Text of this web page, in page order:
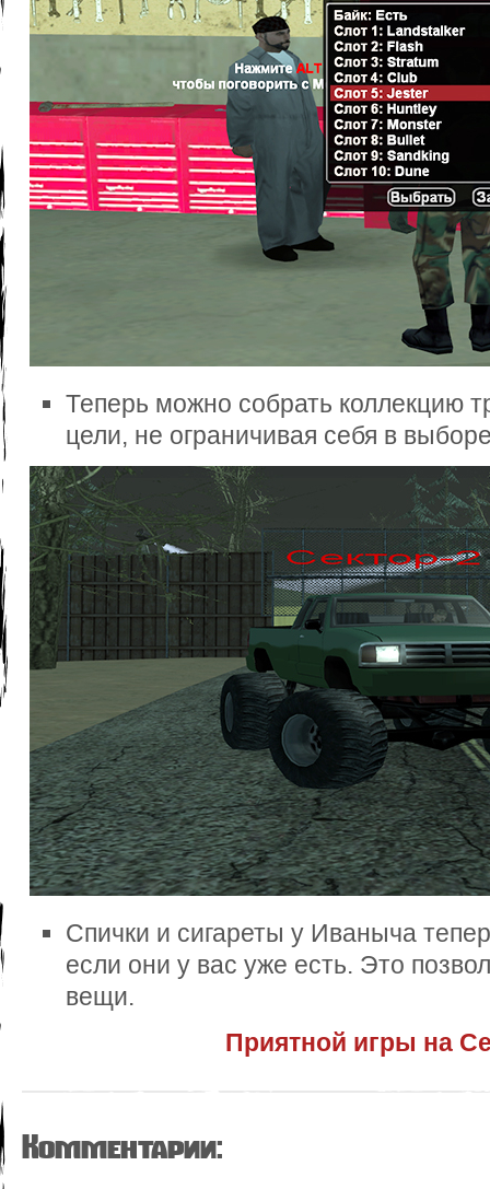
Теперь можно собрать коллекцию
цели, не ограничивая себя в
Спички и сигареты у Иваныча
если они у вас уже есть. Это
вещи.
Приятной игры на
Комментарии: